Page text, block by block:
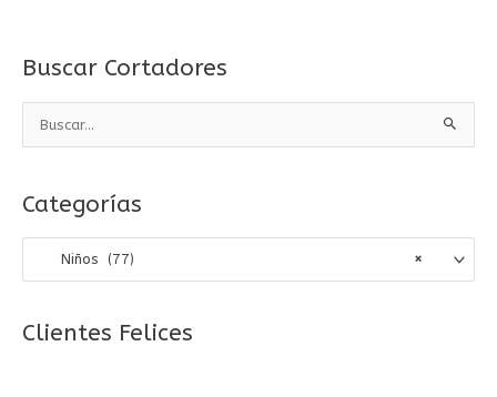
Buscar Cortadores
c
a
o
Categorías
×
Niños (77)
Clientes Felices